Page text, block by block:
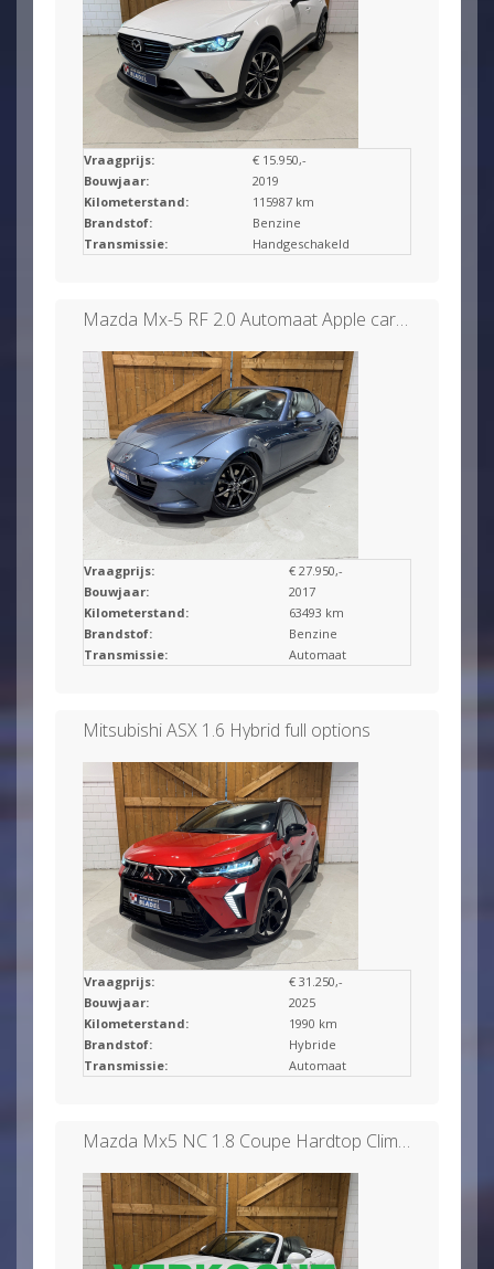
Vraagprijs:
€ 15.950,-
Bouwjaar:
2019
Kilometerstand:
115987 km
Brandstof:
Benzine
Transmissie:
Handgeschakeld
Mazda Mx-5 RF 2.0 Automaat Apple carplay/Leder/PDC
Vraagprijs:
€ 27.950,-
Bouwjaar:
2017
Kilometerstand:
63493 km
Brandstof:
Benzine
Transmissie:
Automaat
Mitsubishi ASX 1.6 Hybrid full options
Vraagprijs:
€ 31.250,-
Bouwjaar:
2025
Kilometerstand:
1990 km
Brandstof:
Hybride
Transmissie:
Automaat
Mazda Mx5 NC 1.8 Coupe Hardtop Clima/Leder